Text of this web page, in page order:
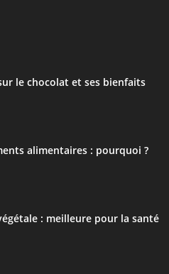
le chocolat et ses bienfaits
alimentaires : pourquoi ?
: meilleure pour la santé